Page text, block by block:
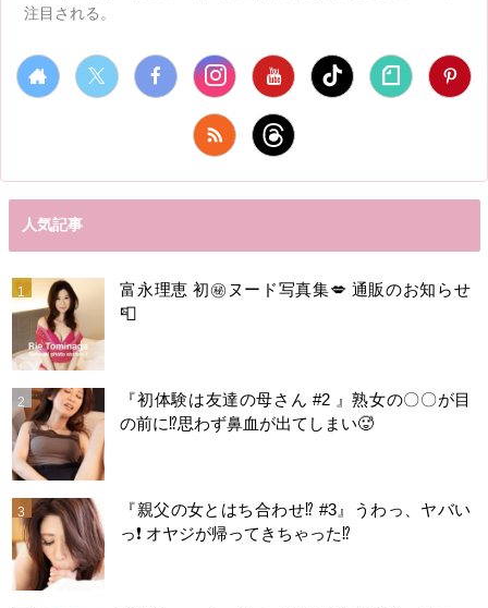
注目される。
人気記事
富永理恵 初㊙️ヌード写真集💋 通販のお知らせ
📮
『初体験は友達の母さん #2 』熟女の〇〇が目
の前に⁉️思わず鼻血が出てしまい🥵
『親父の女とはち合わせ⁉︎ #3』うわっ、ヤバい
っ❗️ オヤジが帰ってきちゃった⁉️